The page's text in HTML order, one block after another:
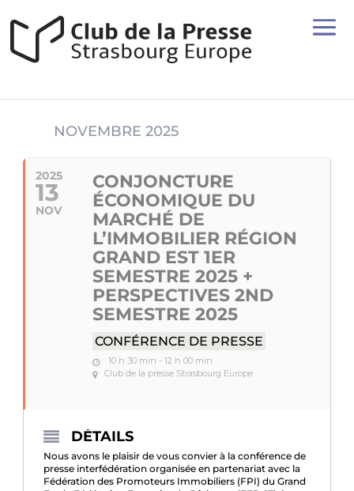
NOVEMBRE 2025
2025
13
NOV
CONJONCTURE
ÉCONOMIQUE DU
MARCHÉ DE
L’IMMOBILIER RÉGION
GRAND EST 1ER
SEMESTRE 2025 +
PERSPECTIVES 2ND
SEMESTRE 2025
CONFÉRENCE DE PRESSE
10 h 30 min - 12 h 00 min
Club de la presse Strasbourg Europe
DÉTAILS
Nous avons le plaisir de vous convier à la conférence de
presse interfédération organisée en partenariat avec la
Fédération des Promoteurs Immobiliers (FPI) du Grand